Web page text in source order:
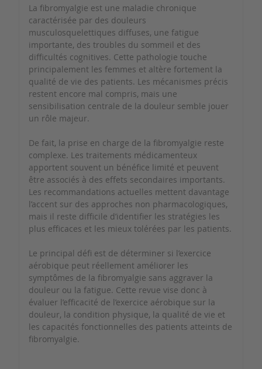
La fibromyalgie est une maladie chronique
caractérisée par des douleurs
musculosquelettiques diffuses, une fatigue
importante, des troubles du sommeil et des
difficultés cognitives. Cette pathologie touche
principalement les femmes et altère fortement la
qualité de vie des patients. Les mécanismes précis
restent encore mal compris, mais une
sensibilisation centrale de la douleur semble jouer
un rôle majeur.
De fait, la prise en charge de la fibromyalgie reste
complexe. Les traitements médicamenteux
apportent souvent un bénéfice limité et peuvent
être associés à des effets secondaires importants.
Les recommandations actuelles mettent davantage
l’accent sur des approches non pharmacologiques,
mais il reste difficile d’identifier les stratégies les
plus efficaces et les mieux tolérées par les patients.
Le principal défi est de déterminer si l’exercice
aérobique peut réellement améliorer les
symptômes de la fibromyalgie sans aggraver la
douleur ou la fatigue. Cette revue vise donc à
évaluer l’efficacité de l’exercice aérobique sur la
douleur, la condition physique, la qualité de vie et
les capacités fonctionnelles des patients atteints de
fibromyalgie.